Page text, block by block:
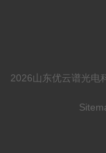
2026山东优云谱光